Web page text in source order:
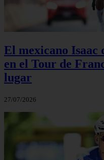
El mexicano Isaac
en el Tour de
lugar
27/07/2026